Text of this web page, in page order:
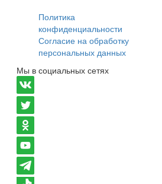
Политика
конфиденциальности
Согласие на обработку
персональных данных
Мы в социальных сетях